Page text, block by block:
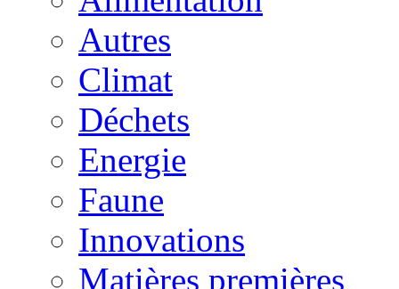
Autres
Climat
Déchets
Energie
Faune
Innovations
Matières premières